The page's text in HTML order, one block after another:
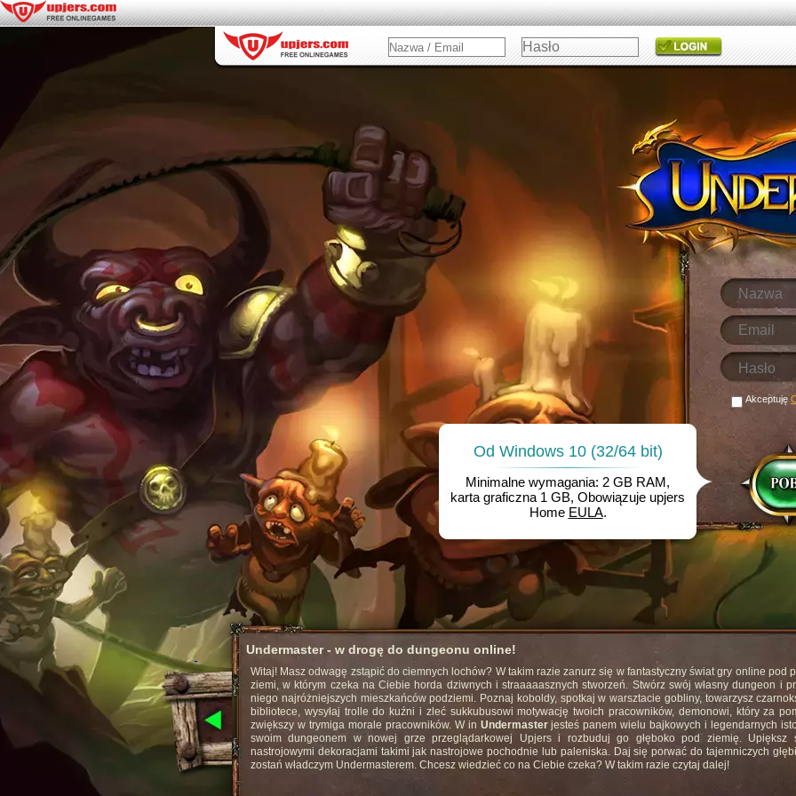
Undermaster - w drogę do dungeonu online!
Witaj! Masz odwagę zstąpić do ciemnych lochów? W takim razie zanurz się w fantastyczny świat gry online pod
ziemi, w którym czeka na Ciebie horda dziwnych i straaaaasznych stworzeń. Stwórz swój własny dungeon i
niego najróżniejszych mieszkańców podziemi. Poznaj koboldy, spotkaj w warsztacie gobliny, towarzysz
bibliotece, wysyłaj trolle do kuźni i zleć sukkubusowi motywację twoich pracowników, demonowi, który za
zwiększy w trymiga morale pracowników. W in Undermasterjesteś panem wielu bajkowych i legendarnych
swoim dungeonem w nowej grze przeglądarkowej Upjers i rozbuduj go głęboko pod ziemię. Upiększ
nastrojowymi dekoracjami takimi jak nastrojowe pochodnie lub paleniska. Daj się porwać do tajemniczych
zostań władczym Undermasterem. Chcesz wiedzieć co na Ciebie czeka? W takim razie czytaj dalej!
Akceptuję
Od Windows 10 (32/64 bit)
Minimalne wymagania: 2 GB RAM,
karta graficzna 1 GB, Obowiązuje upjers
Home EULA.